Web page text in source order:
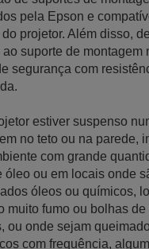
pela Epson e
projetor. Além disso,
ao suporte de montagem
segurança com
estiver suspenso
no teto ou na parede,
com grande
óleo ou em locais onde
óleos ou químicos,
muito fumo ou bolhas
ou onde sejam
com frequência,